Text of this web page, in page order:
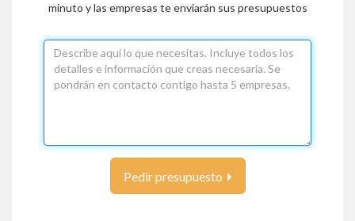
minuto y las empresas te enviarán sus presupuestos
Pedir presupuesto